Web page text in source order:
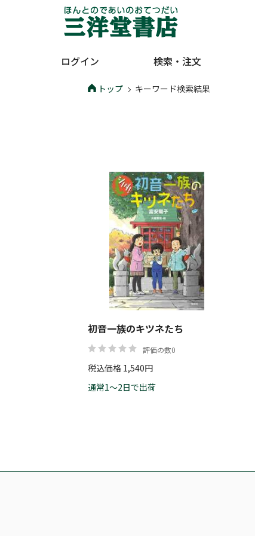
ログイン 検索・注文
トップ キーワード検索結果
初音一族のキツネたち
評価の数0
税込価格 1,540円
通常1～2日で出荷